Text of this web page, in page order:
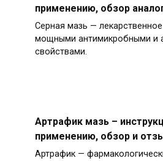
применению, обзор
Серная мазь —
мощными антимикробными и
свойствами.
Артрафик мазь –
применению, обзор и
Артрафик —